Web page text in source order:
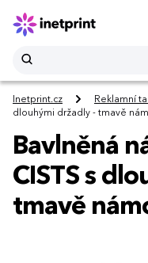
Inetprint.cz Reklamní
dlouhými držadly - tmavě
Bavlněná
CISTS s
tmavě